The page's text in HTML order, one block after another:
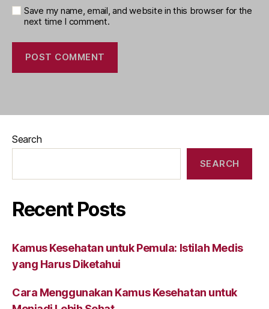
Save my name, email, and website in this browser for the
next time I comment.
Search
SEARCH
Recent Posts
Kamus Kesehatan untuk Pemula: Istilah Medis
yang Harus Diketahui
Cara Menggunakan Kamus Kesehatan untuk